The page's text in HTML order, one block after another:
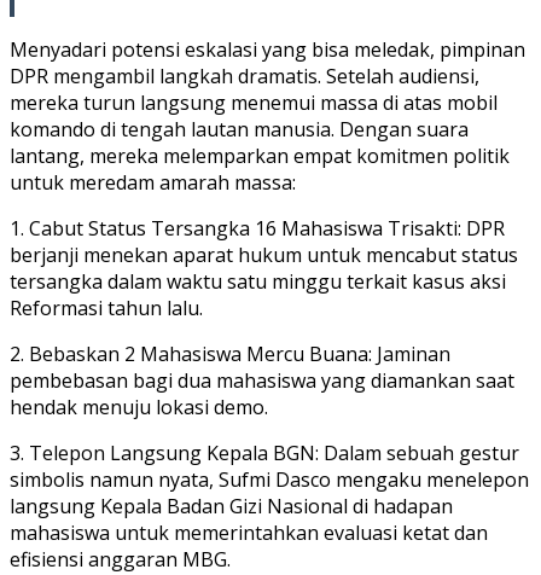
Menyadari potensi eskalasi yang bisa meledak, pimpinan
DPR mengambil langkah dramatis. Setelah audiensi,
mereka turun langsung menemui massa di atas mobil
komando di tengah lautan manusia. Dengan suara
lantang, mereka melemparkan empat komitmen politik
untuk meredam amarah massa:
1. Cabut Status Tersangka 16 Mahasiswa Trisakti: DPR
berjanji menekan aparat hukum untuk mencabut status
tersangka dalam waktu satu minggu terkait kasus aksi
Reformasi tahun lalu.
2. Bebaskan 2 Mahasiswa Mercu Buana: Jaminan
pembebasan bagi dua mahasiswa yang diamankan saat
hendak menuju lokasi demo.
3. Telepon Langsung Kepala BGN: Dalam sebuah gestur
simbolis namun nyata, Sufmi Dasco mengaku menelepon
langsung Kepala Badan Gizi Nasional di hadapan
mahasiswa untuk memerintahkan evaluasi ketat dan
efisiensi anggaran MBG.